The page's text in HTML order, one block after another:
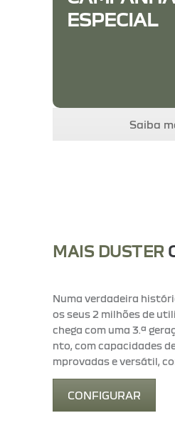
ESPECIAL
Saiba
MAIS DUSTER
Numa verdadeira
os seus 2 milhões de
chega com uma 3.ª
nto, com capacidades
mprovadas e versátil,
CONFIGURAR